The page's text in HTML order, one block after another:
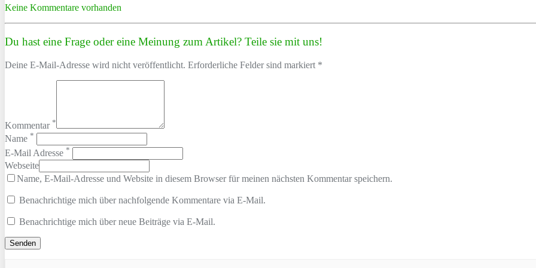
Keine Kommentare vorhanden
Du hast eine Frage oder eine Meinung zum Artikel? Teile sie mit uns!
Deine E-Mail-Adresse wird nicht veröffentlicht. Erforderliche Felder sind markiert *
Kommentar *
Name *
E-Mail Adresse *
Webseite
Name, E-Mail-Adresse und Website in diesem Browser für meinen nächsten Kommentar speichern.
Benachrichtige mich über nachfolgende Kommentare via E-Mail.
Benachrichtige mich über neue Beiträge via E-Mail.